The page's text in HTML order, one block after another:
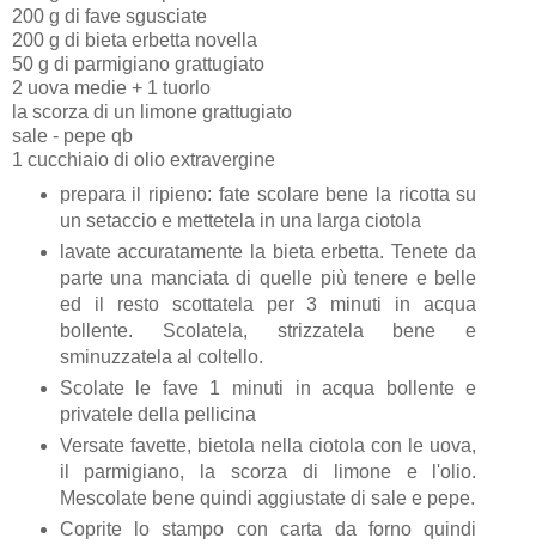
200 g di fave sgusciate
200 g di bieta erbetta novella
50 g di parmigiano grattugiato
2 uova medie + 1 tuorlo
la scorza di un limone grattugiato
sale - pepe qb
1 cucchiaio di olio extravergine
prepara il ripieno: fate scolare bene la ricotta su
un setaccio e mettetela in una larga ciotola
lavate accuratamente la bieta erbetta. Tenete da
parte una manciata di quelle più tenere e belle
ed il resto scottatela per 3 minuti in acqua
bollente. Scolatela, strizzatela bene e
sminuzzatela al coltello.
Scolate le fave 1 minuti in acqua bollente e
privatele della pellicina
Versate favette, bietola nella ciotola con le uova,
il parmigiano, la scorza di limone e l'olio.
Mescolate bene quindi aggiustate di sale e pepe.
Coprite lo stampo con carta da forno quindi